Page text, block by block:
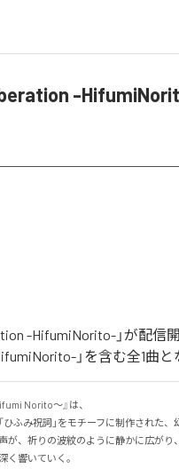
-
-HifumiNorito-」が配
」を含む全1曲と
Norito〜』は、
ひふみ祝詞」をモチーフに制作された、
が、祈りの波紋のように静かに広がり、
く響いていく。